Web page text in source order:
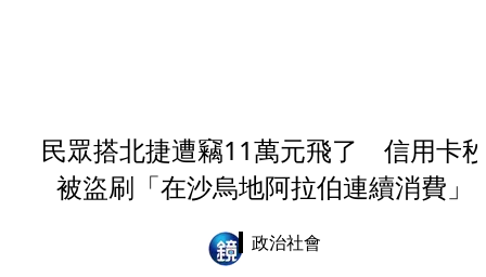
民眾搭北捷遭竊11萬元飛了 信用卡
被盜刷「在沙烏地阿拉伯連續消費」
政治社會